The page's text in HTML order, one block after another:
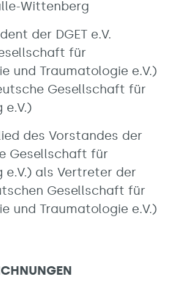
Wittenberg
der DGET e.V.
für
und Traumatologie e.V.)
Gesellschaft für
e.V.)
des Vorstandes der
Gesellschaft für
e.V.) als Vertreter der
Gesellschaft für
und Traumatologie e.V.)